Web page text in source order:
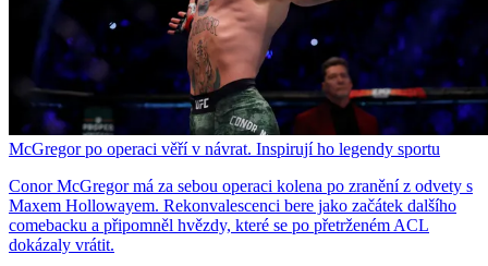
McGregor po operaci věří v návrat. Inspirují ho legendy sportu
Conor McGregor má za sebou operaci kolena po zranění z odvety s
Maxem Hollowayem. Rekonvalescenci bere jako začátek dalšího
comebacku a připomněl hvězdy, které se po přetrženém ACL
dokázaly vrátit.